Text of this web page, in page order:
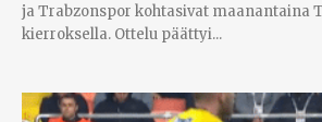
ja Trabzonspor kohtasivat maanantaina
kierroksella. Ottelu päättyi...